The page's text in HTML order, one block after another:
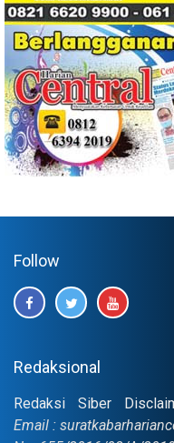
Follow
Redaksional
Redaksi Siber
Email :